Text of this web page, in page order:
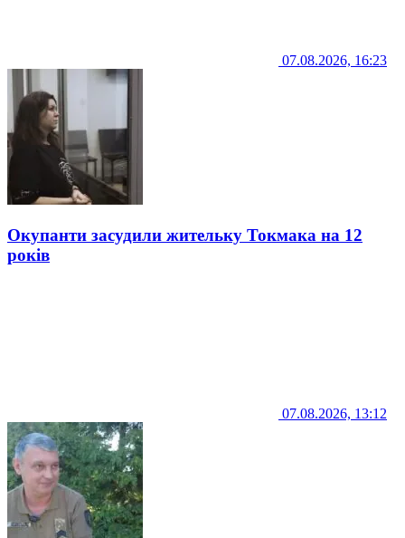
07.08.2026, 16:23
Окупанти засудили жительку Токмака на 12
років
07.08.2026, 13:12